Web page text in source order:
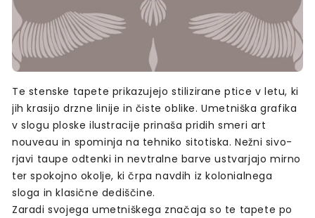
Te stenske tapete prikazujejo stilizirane ptice v letu, ki
jih krasijo drzne linije in čiste oblike. Umetniška grafika
v slogu ploske ilustracije prinaša pridih smeri art
nouveau in spominja na tehniko sitotiska. Nežni sivo-
rjavi taupe odtenki in nevtralne barve ustvarjajo mirno
ter spokojno okolje, ki črpa navdih iz kolonialnega
sloga in klasične dediščine.
Zaradi svojega umetniškega značaja so te tapete po